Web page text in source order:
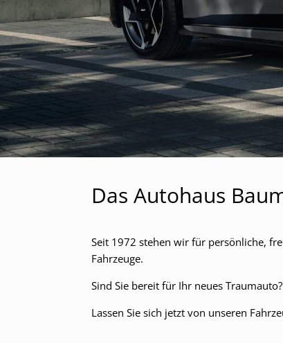
Das Autohaus
Seit 1972 stehen wir für persönliche,
Fahrzeuge.
Sind Sie bereit für Ihr neues
Lassen Sie sich jetzt von unseren